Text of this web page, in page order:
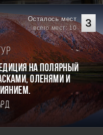
3
Осталось мест
всего мест: 10
на Полярный
оленями и